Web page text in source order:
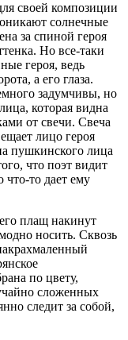
своей композиции
солнечные
за спиной героя
Но все-таки
героя, ведь
а его глаза.
задумчивы, но
которая видна
от свечи. Свеча
лицо героя
пушкинского лица
что поэт видит
что-то дает ему
плащ накинут
носить. Сквозь
по цвету,
сложенных
следит за собой,